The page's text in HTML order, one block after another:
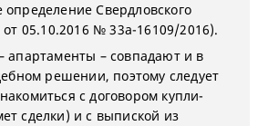
Свердловского
от 05.10.2016 № 33а-16109/2016).
апартаменты – совпадают и в
решении, поэтому следует
с договором купли-
сделки) и с выпиской из